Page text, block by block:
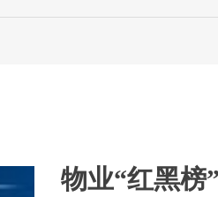
物业“红黑榜